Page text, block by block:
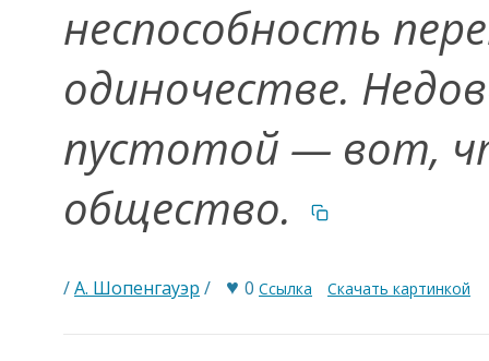
неспособность
одиночестве.
пустотой — вот,
общество.
/А. Шопенгауэр / ♥ 0 Ссылка Скачать картинкой